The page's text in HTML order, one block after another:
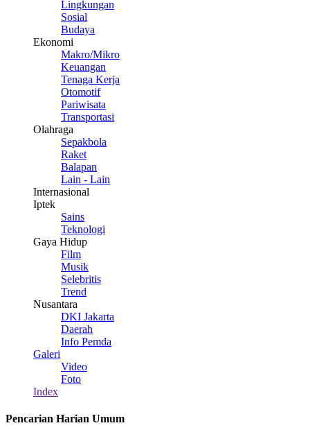
Lingkungan
Sosial
Budaya
Ekonomi
Makro/Mikro
Keuangan
Tenaga Kerja
Otomotif
Pariwisata
Transportasi
Olahraga
Sepakbola
Raket
Balapan
Lain - Lain
Internasional
Iptek
Sains
Teknologi
Gaya Hidup
Film
Musik
Selebritis
Trend
Nusantara
DKI Jakarta
Daerah
Info Pemda
Galeri
Video
Foto
Index
Pencarian Harian Umum